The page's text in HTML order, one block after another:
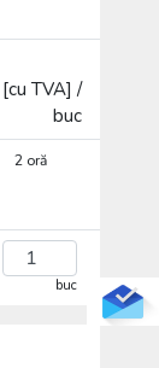
TVA] /
buc
2 oră
buc